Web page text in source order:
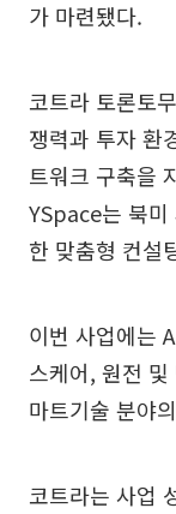
가 마련됐다.
코트라 토론토
쟁력과 투자 환
트워크 구축을
YSpace는 북미
한 맞춤형 컨설
이번 사업에는
스케어, 원전
마트기술 분야
코트라는 사업